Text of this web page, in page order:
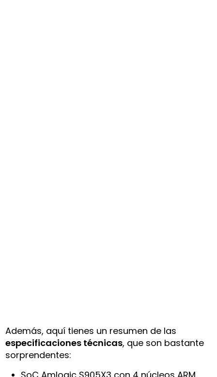
Además, aquí tienes un resumen de las
especificaciones técnicas, que son bastante
sorprendentes: